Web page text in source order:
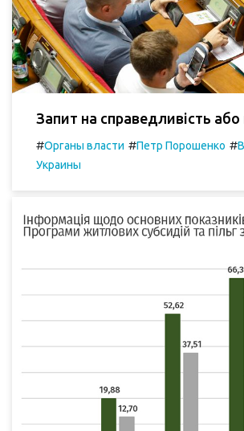
Запит на справедливість або
#Органы власти #Петр Порошенко #
Украины